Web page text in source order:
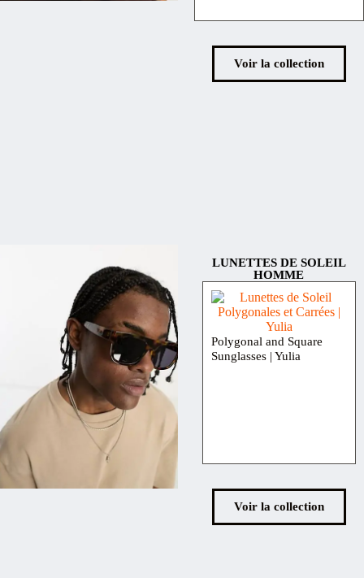
Voir la collection
LUNETTES DE SOLEIL
HOMME
Polygonal and Square
Sunglasses | Yulia
Voir la collection